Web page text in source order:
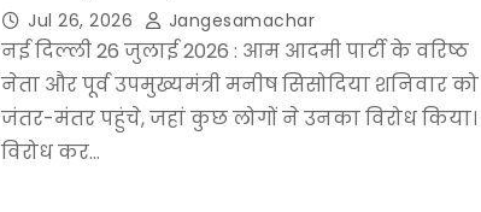
Jul 26, 2026 Jangesamachar
नई दिल्ली 26 जुलाई 2026 : आम आदमी पार्टी के वरिष्ठ
नेता और पूर्व उपमुख्यमंत्री मनीष सिसोदिया शनिवार को
जंतर-मंतर पहुंचे, जहां कुछ लोगों ने उनका विरोध किया।
विरोध कर…